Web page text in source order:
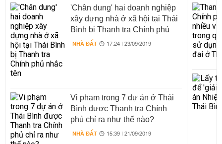
'Chân dung' hai doanh nghiệp
xây dựng nhà ở xã hội tại Thái
Bình bị Thanh tra Chính phủ
nhắc tên
NHÀ ĐẤT 17:24 | 23/09/2019
Vi phạm trong 7 dự án ở Thái
Bình được Thanh tra Chính
phủ chỉ ra như thế nào?
NHÀ ĐẤT 15:39 | 21/09/2019